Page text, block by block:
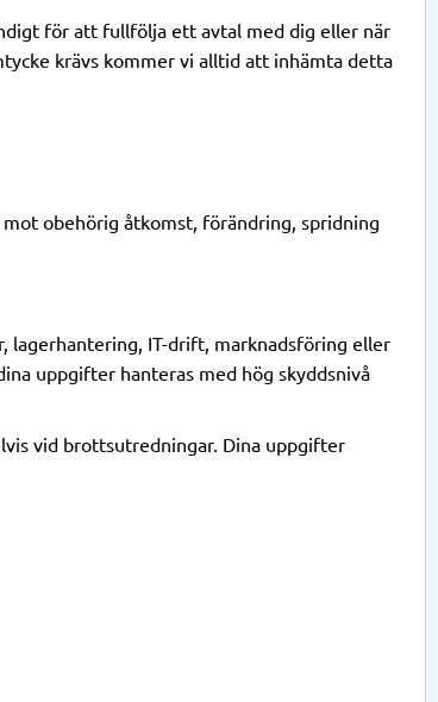
för att fullfölja ett avtal med dig eller när
krävs kommer vi alltid att inhämta detta
obehörig åtkomst, förändring, spridning
lagerhantering, IT-drift, marknadsföring eller
uppgifter hanteras med hög skyddsnivå
vid brottsutredningar. Dina uppgifter